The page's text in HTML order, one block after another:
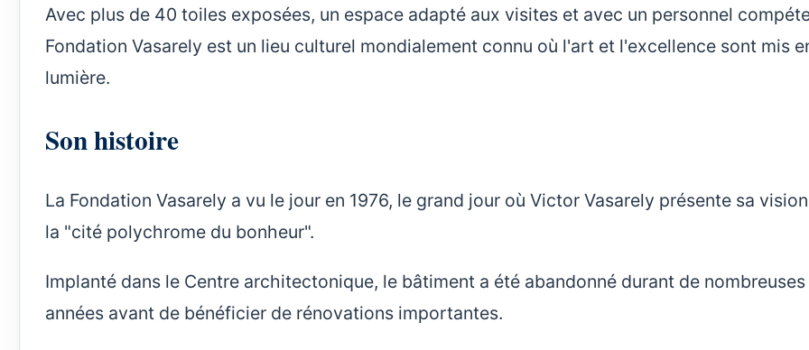
Avec plus de 40 toiles exposées, un espace adapté aux visites et avec un personnel
Fondation Vasarely est un lieu culturel mondialement connu où l'art et l'excellence sont mis
lumière.
Son histoire
La Fondation Vasarely a vu le jour en 1976, le grand jour où Victor Vasarely présente sa
la "cité polychrome du bonheur".
Implanté dans le Centre architectonique, le bâtiment a été abandonné durant de nombreuses
années avant de bénéficier de rénovations importantes.